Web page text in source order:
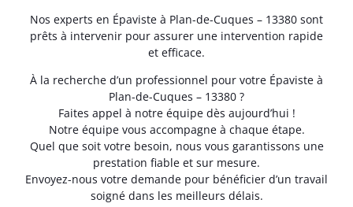
Nos experts en Épaviste à Plan-de-Cuques – 13380 sont
prêts à intervenir pour assurer une intervention rapide
et efficace.
À la recherche d’un professionnel pour votre Épaviste à
Plan-de-Cuques – 13380 ?
Faites appel à notre équipe dès aujourd’hui !
Notre équipe vous accompagne à chaque étape.
Quel que soit votre besoin, nous vous garantissons une
prestation fiable et sur mesure.
Envoyez-nous votre demande pour bénéficier d’un travail
soigné dans les meilleurs délais.